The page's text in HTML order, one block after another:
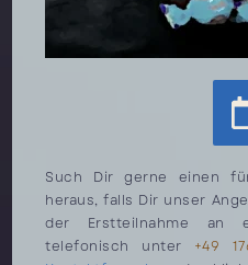
Such Dir gerne einen
heraus, falls Dir unser
der Erstteilnahme an
telefonisch unter +49